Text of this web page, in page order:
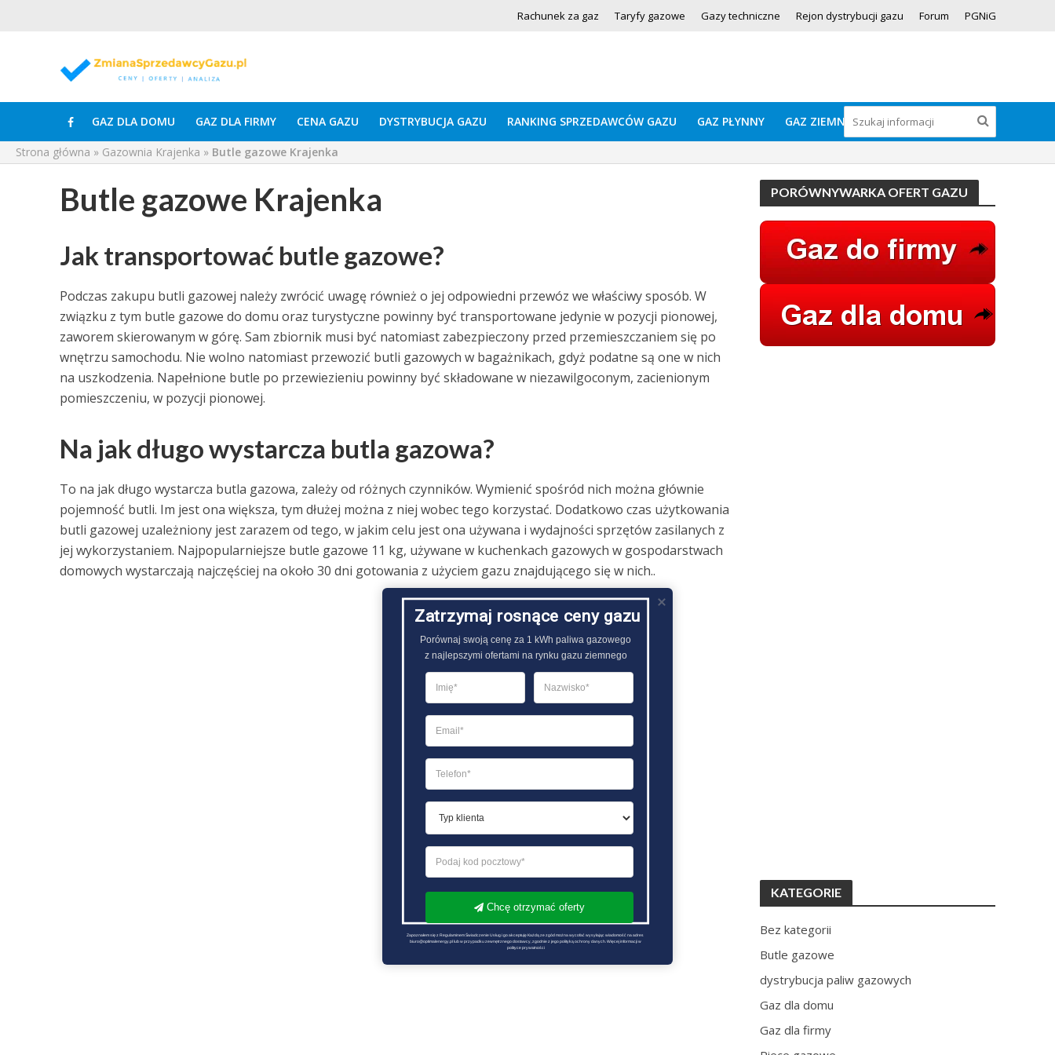
Rachunek za gaz Taryfy gazowe Gazy techniczne Rejon dystrybucji gazu Forum PGNiG
GAZ DLA DOMU GAZ DLA FIRMY CENA GAZU DYSTRYBUCJA GAZU RANKING SPRZEDAWCÓW GAZU GAZ PŁYNNY GAZ ZIEMNY
Strona główna » Gazownia Krajenka » Butle gazowe Krajenka
Butle gazowe Krajenka
Jak transportować butle gazowe?
Podczas zakupu butli gazowej należy zwrócić uwagę również o jej odpowiedni przewóz we właściwy sposób. W
związku z tym butle gazowe do domu oraz turystyczne powinny być transportowane jedynie w pozycji pionowej,
zaworem skierowanym w górę. Sam zbiornik musi być natomiast zabezpieczony przed przemieszczaniem się po
wnętrzu samochodu. Nie wolno natomiast przewozić butli gazowych w bagażnikach, gdyż podatne są one w nich
na uszkodzenia. Napełnione butle po przewiezieniu powinny być składowane w niezawilgoconym, zacienionym
pomieszczeniu, w pozycji pionowej.
Na jak długo wystarcza butla gazowa?
To na jak długo wystarcza butla gazowa, zależy od różnych czynników. Wymienić spośród nich można głównie
pojemność butli. Im jest ona większa, tym dłużej można z niej wobec tego korzystać. Dodatkowo czas użytkowania
butli gazowej uzależniony jest zarazem od tego, w jakim celu jest ona używana i wydajności sprzętów zasilanych z
jej wykorzystaniem. Najpopularniejsze butle gazowe 11 kg, używane w kuchenkach gazowych w gospodarstwach
domowych wystarczają najczęściej na około 30 dni gotowania z użyciem gazu znajdującego się w nich..
PORÓWNYWARKA OFERT GAZU
KATEGORIE
Bez kategorii
Butle gazowe
dystrybucja paliw gazowych
Gaz dla domu
Gaz dla firmy
Zatrzymaj rosnące ceny gazu
Porównaj swoją cenę za 1 kWh paliwa gazowego
z najlepszymi ofertami na rynku gazu ziemnego
Chcę otrzymać oferty
Zapoznałem się z Regulaminem Świadczenie Usług i go akceptuję Każdą ze zgód można wycofać wysyłając wiadomość na adres
biuro@optimalenergy.pl lub w przypadku zewnętrznego dostawcy, zgodnie z jego polityką ochrony danych. Więcej informacji w
polityce prywatności